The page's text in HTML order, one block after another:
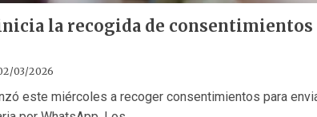
la recogida de consentimientos
03/2026
este miércoles a recoger consentimientos para